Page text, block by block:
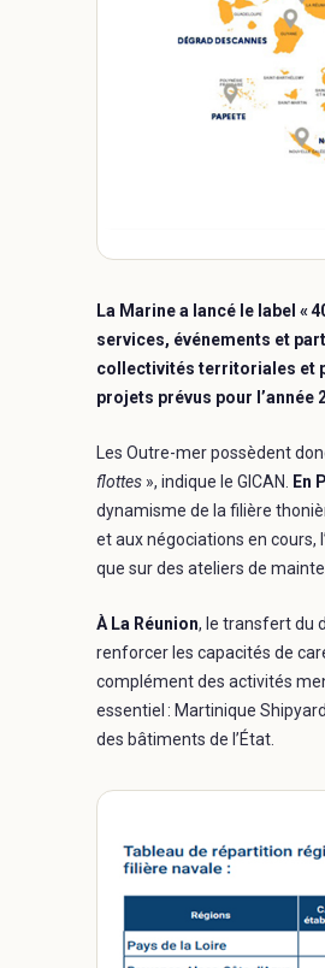
La Marine a lancé le label «
services, événements et
collectivités territoriales et
projets prévus pour l’année
Les Outre-mer possèdent
flottes », indique le GICAN. En
dynamisme de la filière
et aux négociations en cours,
que sur des ateliers de
À La Réunion, le transfert du
renforcer les capacités de
complément des activités
essentiel : Martinique
des bâtiments de l’État.